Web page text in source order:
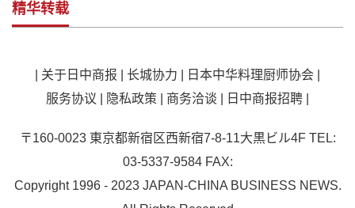
精华转载
关于日中商报 长城协力 日本中华料理厨师协会
服务协议
隐私政策 商务洽谈 日中商报招聘
〒160-0023 東京都新宿区西新宿7-8-11大黒ビル4F TEL:
03-5337-9584 FAX:
Copyright 1996 - 2023 JAPAN-CHINA BUSINESS NEWS.